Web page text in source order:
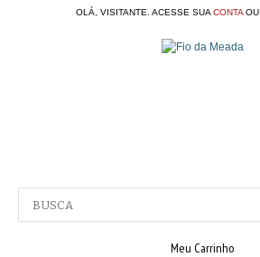
OLÁ, VISITANTE. ACESSE SUA CONTAOU
Meu Carrinho